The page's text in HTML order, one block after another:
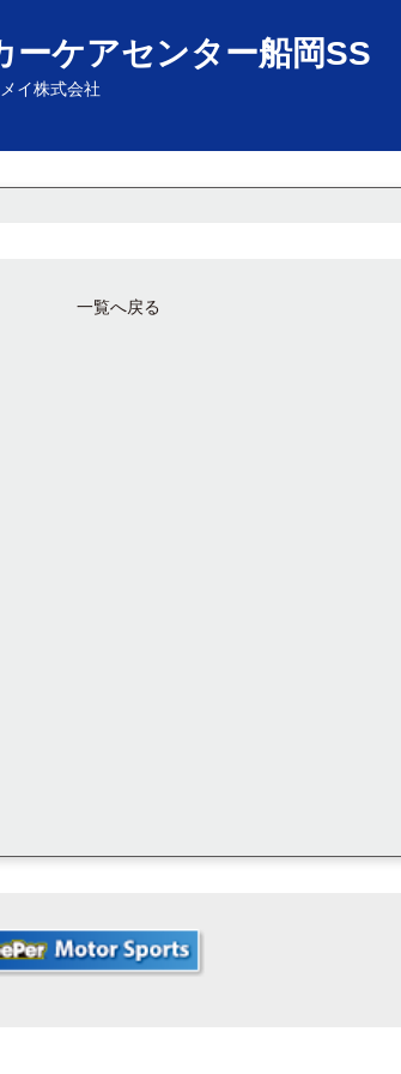
ーケアセンター船岡SS
イ株式会社
一覧へ戻る